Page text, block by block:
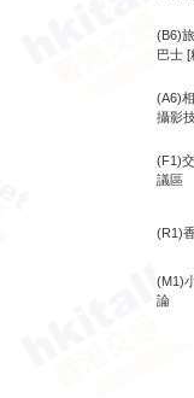
(B6)
巴士 [
(A6)
攝影
(F1)
議區
(R1)
(M1)
論